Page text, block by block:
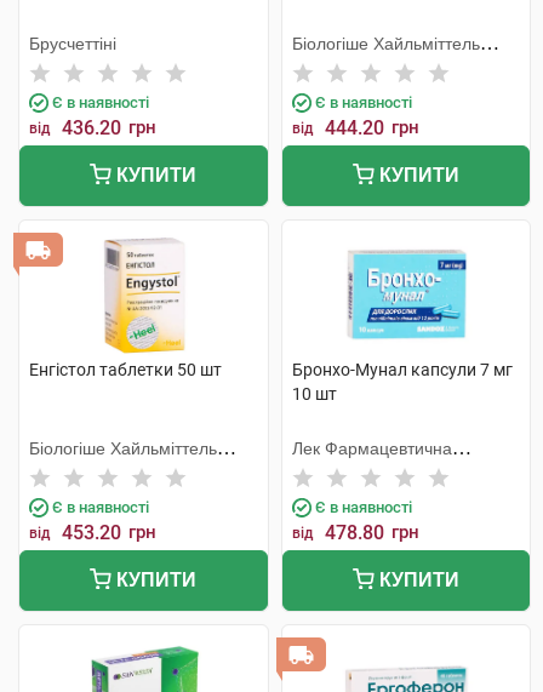
Брусчеттіні
Є в наявності
від 436.20 грн
КУПИТИ
Біологіше Хайльміттель
Хеель
Є в наявності
від 444.20 грн
КУПИТИ
Енгістол таблетки 50 шт
Біологіше Хайльміттель
Хеель
Є в наявності
від 453.20 грн
КУПИТИ
Бронхо-Мунал капсули 7 мг
10 шт
Лек Фармацевтична
компанія
Є в наявності
від 478.80 грн
КУПИТИ